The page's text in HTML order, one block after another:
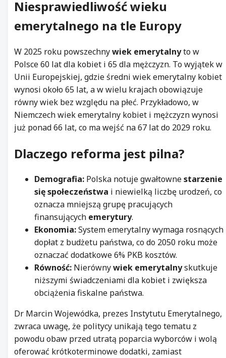
Niesprawiedliwość wieku
emerytalnego na tle Europy
W 2025 roku powszechnywiek emerytalnyto w
Polsce 60 lat dla kobiet i 65 dla mężczyzn. To wyjątek w
Unii Europejskiej, gdzie średni wiek emerytalny kobiet
wynosi około 65 lat, a w wielu krajach obowiązuje
równy wiek bez względu na płeć. Przykładowo, w
Niemczech wiek emerytalny kobiet i mężczyzn wynosi
już ponad 66 lat, co ma wejść na 67 lat do 2029 roku.
Dlaczego reforma jest pilna?
Demografia: Polska notuje gwałtownestarzenie
się społeczeństwa i niewielką liczbę urodzeń, co
oznacza mniejszą grupę pracujących
finansujących emerytury.
Ekonomia:System emerytalny wymaga rosnących
dopłat z budżetu państwa, co do 2050 roku może
oznaczać dodatkowe 6% PKB kosztów.
Równość: Nierównywiek emerytalnyskutkuje
niższymi świadczeniami dla kobiet i zwiększa
obciążenia fiskalne państwa.
Dr Marcin Wojewódka, prezes Instytutu Emerytalnego,
zwraca uwagę, że politycy unikają tego tematu z
powodu obaw przed utratą poparcia wyborców i wolą
oferować krótkoterminowe dodatki, zamiast